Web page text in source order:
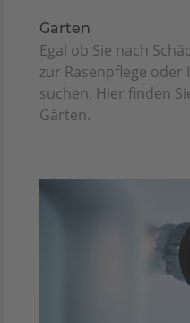
Garten
Egal ob Sie nach
zur Rasenpflege
suchen. Hier finden
Gärten.